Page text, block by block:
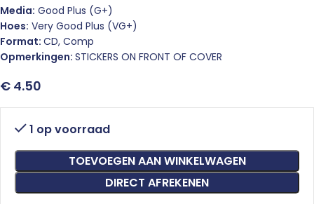
Media: Good Plus (G+)
Hoes: Very Good Plus (VG+)
Format: CD, Comp
Opmerkingen: STICKERS ON FRONT OF COVER
€ 4.50
1 op voorraad
TOEVOEGEN AAN WINKELWAGEN
DIRECT AFREKENEN